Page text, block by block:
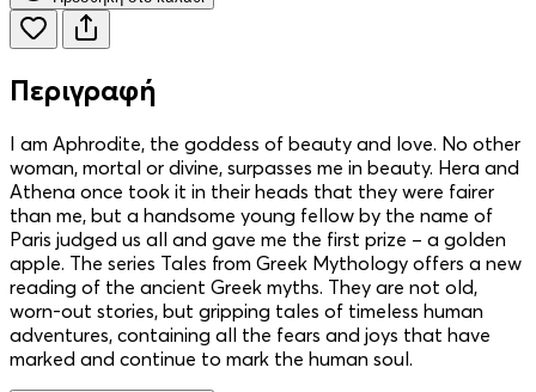
Περιγραφή
I am Aphrodite, the goddess of beauty and love. No other
woman, mortal or divine, surpasses me in beauty. Hera and
Athena once took it in their heads that they were fairer
than me, but a handsome young fellow by the name of
Paris judged us all and gave me the first prize – a golden
apple. The series Tales from Greek Mythology offers a new
reading of the ancient Greek myths. They are not old,
worn-out stories, but gripping tales of timeless human
adventures, containing all the fears and joys that have
marked and continue to mark the human soul.